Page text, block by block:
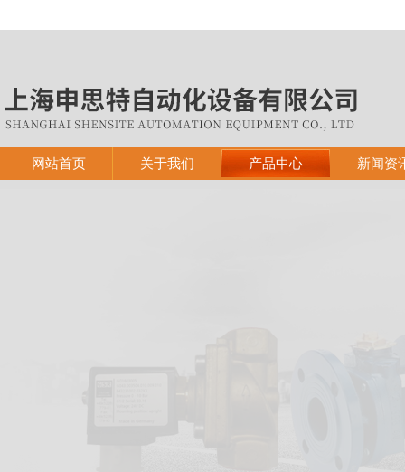
网站首页 关于我们 产品中心 新闻资